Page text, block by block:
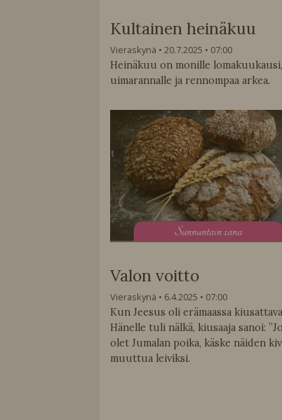
Kultainen heinäkuu
Vieraskynä 20.7.2025
07:00
Heinäkuu on monille
uimarannalle ja rennompaa arkea.
Sunnuntain sana
Valon voitto
Vieraskynä 6.4.2025
07:00
Kun Jeesus oli erämaassa
Hänelle tuli nälkä, kiusaaja sanoi:
olet Jumalan poika, käske näiden
muuttua leiviksi.